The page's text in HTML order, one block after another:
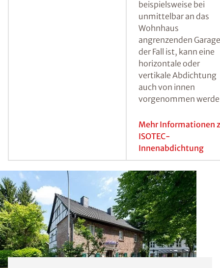
abzudichten, ist das
genannte
Injektionsverfahren.
Hierbei werden in
ersten Schritt
erstellt, der
Injektionsbereich mit
Heizstäben
und anschließend mit
injiziert.
Mehr Informationen
ISOTEC-
Horizontalsperre
Abdichtung von innen
Sind die betroffenen
Wände nicht von
zugänglich, wie es
beispielsweise bei
unmittelbar an das
Wohnhaus